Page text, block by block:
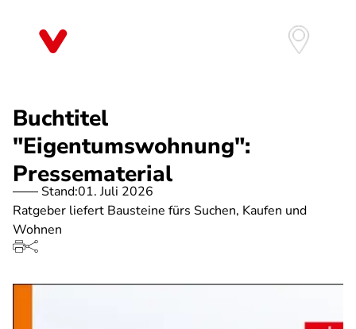
Buchtitel
"Eigentumswohnung":
Pressematerial
Stand:01. Juli 2026
Ratgeber liefert Bausteine fürs Suchen, Kaufen und
Wohnen